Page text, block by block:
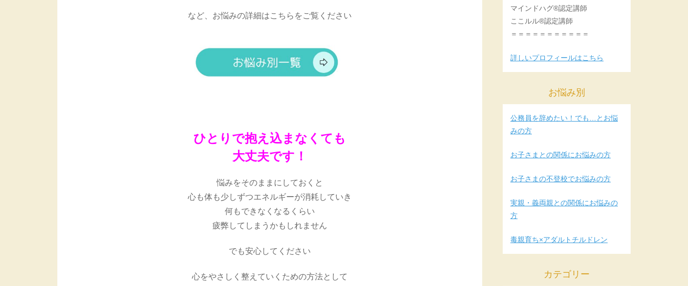
など、お悩みの詳細はこちらをご覧ください
ひとりで抱え込まなくても
大丈夫です！
悩みをそのままにしておくと
心も体も少しずつエネルギーが消耗していき
何もできなくなるくらい
疲弊してしまうかもしれません
でも安心してください
心をやさしく整えていくための方法として
マインドハグ®認定講師
ここルル®認定講師
＝＝＝＝＝＝＝＝＝＝＝
詳しいプロフィールはこちら
お悩み別
公務員を辞めたい！でも…とお悩
みの方
お子さまとの関係にお悩みの方
お子さまの不登校でお悩みの方
実親・義両親との関係にお悩みの
方
毒親育ち×アダルトチルドレン
カテゴリー